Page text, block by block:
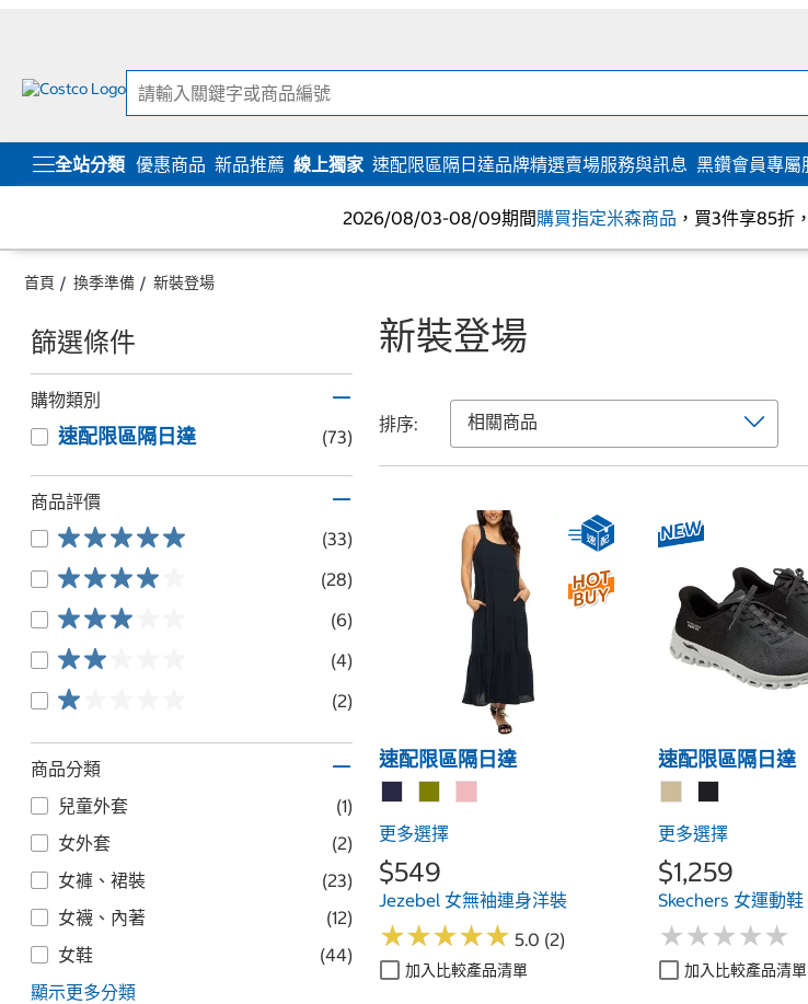
全站分類 優惠商品 新品推薦 線上獨家 速配限區隔日達品牌精選賣場服務與訊息 黑鑽會員專屬
2026/08/03-08/09期間購買指定米森商品 ，買3件享85折
首頁 換季準備 新裝登場
篩選條件
購物類別
速配限區隔日達 (73)
商品評價
(33)
(28)
(6)
(4)
(2)
商品分類
兒童外套
(1)
女外套
(2)
女褲、裙裝
(23)
女襪、內著
(12)
女鞋
(44)
顯示更多分類
新裝登場
排序:
速配限區隔日達
更多選擇
$549
Jezebel 女無袖連身洋裝
★★★★★
★★★★★ 5.0 (2)
加入比較產品清單
速配限區隔日達
更多選擇
$1,259
Skechers 女運動鞋
★★★★★
★★★★★
加入比較產品清單